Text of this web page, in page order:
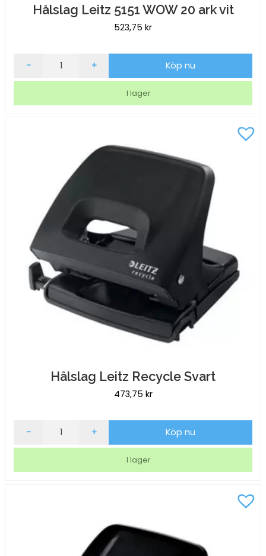
Hålslag Leitz 5151 WOW 20 ark vit
523,75 kr
Hålslag
mängd
- + Köp nu
I lager
Hålslag Leitz Recycle Svart
473,75 kr
Hålslag
- + Köp nu
I lager